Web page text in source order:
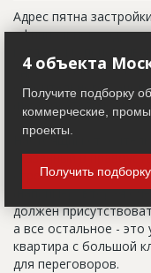
Адрес пятна
официального
когда дому
адрес обычно
строительного
(не обязательно) и
Настоящим
указанный в
строительные
(например, вторая
должен
а все остальное -
квартира с большой
для переговоров.
4 объекта
Получите подборку
коммерческие,
проекты.
Получить подборку